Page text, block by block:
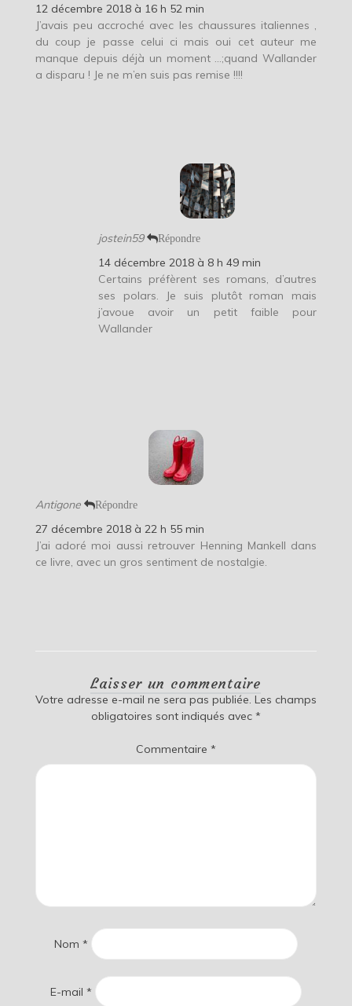
12 décembre 2018 à 16 h 52 min
J’avais peu accroché avec les chaussures italiennes ,
du coup je passe celui ci mais oui cet auteur me
manque depuis déjà un moment …;quand Wallander
a disparu ! Je ne m’en suis pas remise !!!!
jostein59 Répondre
14 décembre 2018 à 8 h 49 min
Certains préfèrent ses romans, d’autres
ses polars. Je suis plutôt roman mais
j’avoue avoir un petit faible pour
Wallander
Antigone Répondre
27 décembre 2018 à 22 h 55 min
J’ai adoré moi aussi retrouver Henning Mankell dans
ce livre, avec un gros sentiment de nostalgie.
Laisser un commentaire
Votre adresse e-mail ne sera pas publiée. Les champs
obligatoires sont indiqués avec *
Commentaire *
Nom *
E-mail *